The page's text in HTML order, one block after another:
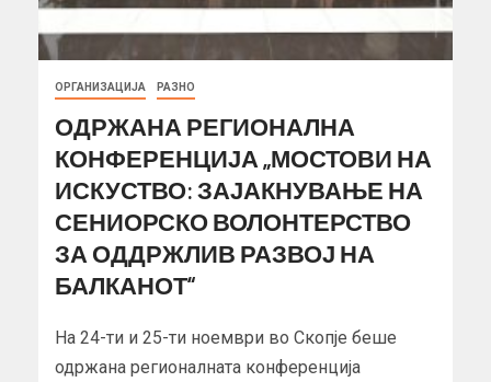
ОРГАНИЗАЦИЈА РАЗНО
ОДРЖАНА РЕГИОНАЛНА
КОНФЕРЕНЦИЈА „МОСТОВИ НА
ИСКУСТВО: ЗАЈАКНУВАЊЕ НА
СЕНИОРСКО ВОЛОНТЕРСТВО
ЗА ОДДРЖЛИВ РАЗВОЈ НА
БАЛКАНОТ“
На 24-ти и 25-ти ноември во Скопје беше
одржана регионалната конференција